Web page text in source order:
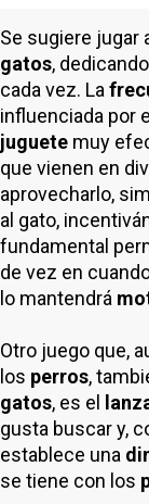
Se sugiere jugar
gatos,
cada vez. La
influenciada por el
juguete muy
que vienen en
aprovecharlo,
al gato,
fundamental
de vez en
lo mantendrá
Otro juego que,
los perros,
gatos, es el
gusta buscar y,
establece una
se tiene con los